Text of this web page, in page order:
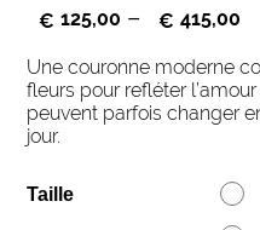
€ 125,00 – € 415,00
Une couronne moderne
fleurs pour refléter
peuvent parfois changer
jour.
Taille